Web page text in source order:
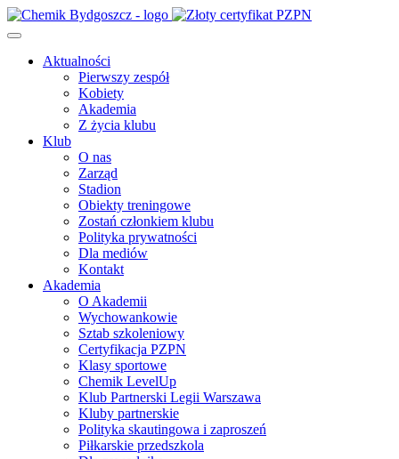
Aktualności
Pierwszy zespół
Kobiety
Akademia
Z życia klubu
Klub
O nas
Zarząd
Stadion
Obiekty treningowe
Zostań członkiem klubu
Polityka prywatności
Dla mediów
Kontakt
Akademia
O Akademii
Wychowankowie
Sztab szkoleniowy
Certyfikacja PZPN
Klasy sportowe
Chemik LevelUp
Klub Partnerski Legii Warszawa
Kluby partnerskie
Polityka skautingowa i zaproszeń
Piłkarskie przedszkola